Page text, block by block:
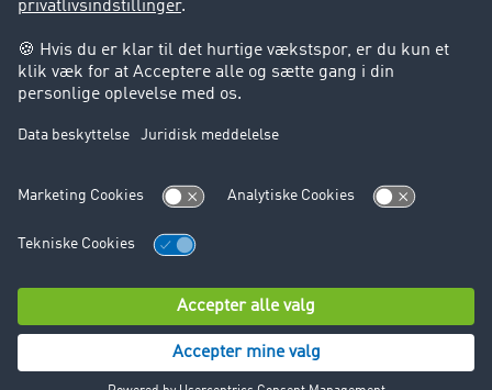
Juridiske forhold
Kolofon
Brugerbetingelser
© TIMOCOM GmbH 2026. Alle rettigheder forbeholdt